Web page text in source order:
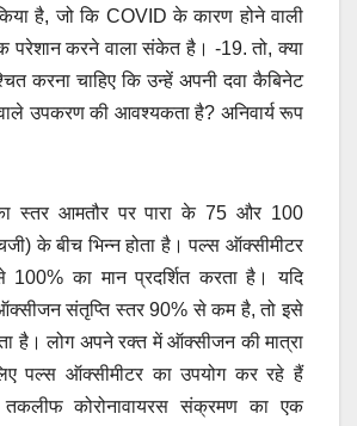
है, जो कि COVID के कारण होने वाली
परेशान करने वाला संकेत है। -19. तो, क्या
करना चाहिए कि उन्हें अपनी दवा कैबिनेट
उपकरण की आवश्यकता है? अनिवार्य रूप
स्तर आमतौर पर पारा के 75 और 100
के बीच भिन्न होता है। पल्स ऑक्सीमीटर
का मान प्रदर्शित करता है। यदि
संतृप्ति स्तर 90% से कम है, तो इसे
है। लोग अपने रक्त में ऑक्सीजन की मात्रा
पल्स ऑक्सीमीटर का उपयोग कर रहे हैं
कोरोनावायरस संक्रमण का एक